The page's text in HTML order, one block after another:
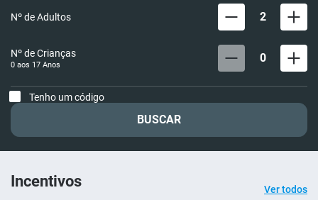
Nº de Adultos 2
Nº de Crianças
0 aos 17 Anos 0
Tenho um código
BUSCAR
Incentivos Ver todos